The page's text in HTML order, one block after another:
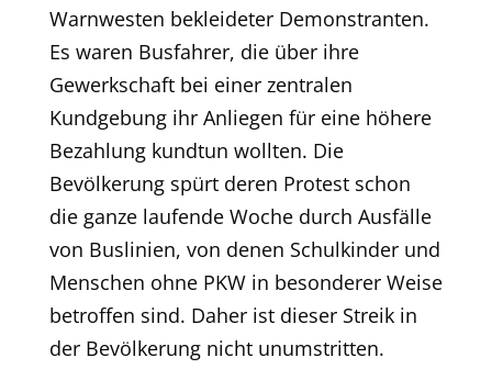
Warnwesten bekleideter Demonstranten.
Es waren Busfahrer, die über ihre
Gewerkschaft bei einer zentralen
Kundgebung ihr Anliegen für eine höhere
Bezahlung kundtun wollten. Die
Bevölkerung spürt deren Protest schon
die ganze laufende Woche durch Ausfälle
von Buslinien, von denen Schulkinder und
Menschen ohne PKW in besonderer Weise
betroffen sind. Daher ist dieser Streik in
der Bevölkerung nicht unumstritten.